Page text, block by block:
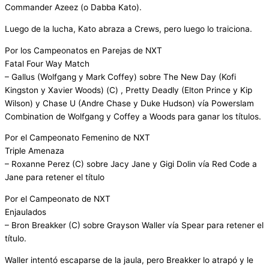
Commander Azeez (o Dabba Kato).
Luego de la lucha, Kato abraza a Crews, pero luego lo traiciona.
Por los Campeonatos en Parejas de NXT
Fatal Four Way Match
– Gallus (Wolfgang y Mark Coffey) sobre The New Day (Kofi
Kingston y Xavier Woods) (C) , Pretty Deadly (Elton Prince y Kip
Wilson) y Chase U (Andre Chase y Duke Hudson) vía Powerslam
Combination de Wolfgang y Coffey a Woods para ganar los títulos.
Por el Campeonato Femenino de NXT
Triple Amenaza
– Roxanne Perez (C) sobre Jacy Jane y Gigi Dolin vía Red Code a
Jane para retener el título
Por el Campeonato de NXT
Enjaulados
– Bron Breakker (C) sobre Grayson Waller vía Spear para retener el
título.
Waller intentó escaparse de la jaula, pero Breakker lo atrapó y le